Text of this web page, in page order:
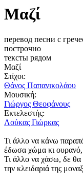
Μαζί
перевод песни с
построчно
тексты рядом
Μαζί
Στίχοι:
Θάνος Παπανικολάου
Μουσική:
Γιώργος Θεοφάνους
Εκτελεστής:
Λούκας Γιώρκας
Τι άλλο να κάνω
έδωσα χώμα κι
Τι άλλο να χάσω, δε
την κλειδαριά της